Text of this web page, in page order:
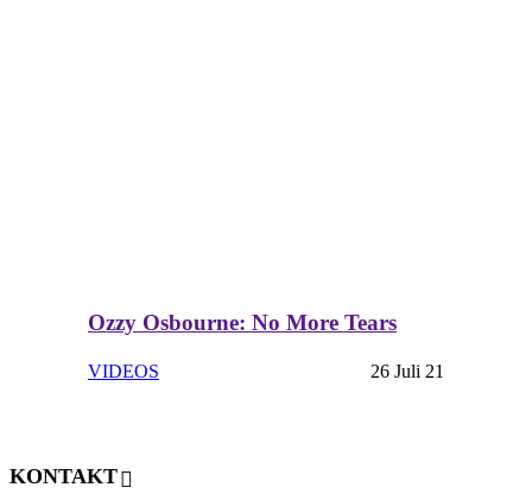
Ozzy Osbourne: No More Tears
VIDEOS 26 Juli 21
KONTAKT